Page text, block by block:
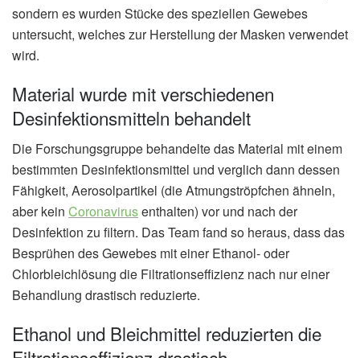
sondern es wurden Stücke des speziellen Gewebes
untersucht, welches zur Herstellung der Masken verwendet
wird.
Material wurde mit verschiedenen
Desinfektionsmitteln behandelt
Die Forschungsgruppe behandelte das Material mit einem
bestimmten Desinfektionsmittel und verglich dann dessen
Fähigkeit, Aerosolpartikel (die Atmungströpfchen ähneln,
aber kein Coronavirusenthalten) vor und nach der
Desinfektion zu filtern. Das Team fand so heraus, dass das
Besprühen des Gewebes mit einer Ethanol- oder
Chlorbleichlösung die Filtrationseffizienz nach nur einer
Behandlung drastisch reduzierte.
Ethanol und Bleichmittel reduzierten die